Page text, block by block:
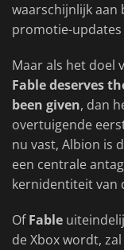
waarschijnlijk aan
promotie-updates
Maar als het doel
Fable deserves
been given, dan
overtuigende
nu vast, Albion is
een centrale
kernidentiteit van
OfFable
de Xbox wordt,